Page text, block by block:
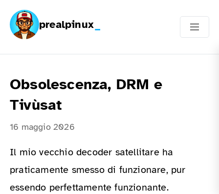
prealpinux
Obsolescenza, DRM e
Tivùsat
16 maggio 2026
Il mio vecchio decoder satellitare ha
praticamente smesso di funzionare, pur
essendo perfettamente funzionante.